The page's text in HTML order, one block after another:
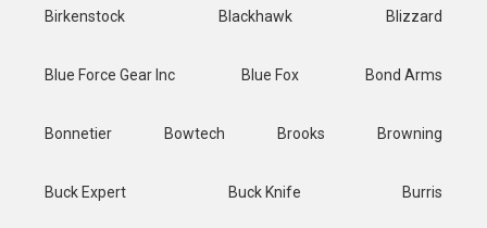
Birkenstock Blackhawk Blizzard
Blue Force Gear Inc Blue Fox Bond Arms
Bonnetier Bowtech Brooks Browning
Buck Expert Buck Knife Burris